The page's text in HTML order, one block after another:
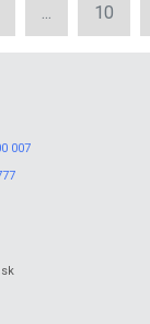
... 10
007